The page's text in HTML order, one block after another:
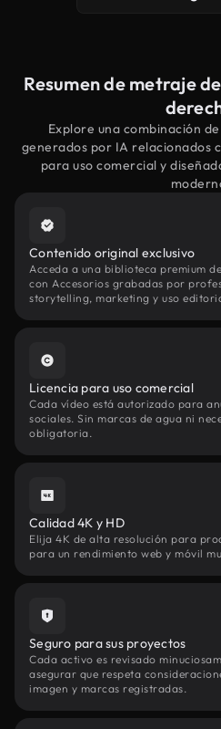
Resumen de metraje
Explore una combinación
generados por IA relacionados
para uso comercial y
Contenido original exclusivo
Acceda a una biblioteca premium
con Accesorios grabadas por
storytelling, marketing y uso
Licencia para uso comercial
Cada vídeo está autorizado para
sociales. Sin marcas de agua ni
obligatoria.
Calidad 4K y HD
Elija 4K de alta resolución para
para un rendimiento web y móvil
Seguro para sus proyectos
Cada activo es revisado
asegurar que respeta
imagen y marcas registradas.